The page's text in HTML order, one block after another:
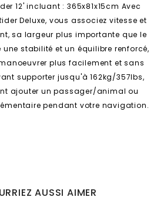
12' incluant : 365x81x15cm Avec
Deluxe, vous associez vitesse et
sa largeur plus importante que le
une stabilité et un équilibre renforcé,
plus facilement et sans
supporter jusqu'à 162kg/357lbs,
ajouter un passager/animal ou
pendant votre navigation.
AUSSI AIMER